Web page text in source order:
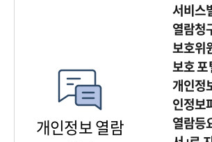
개인정보 열람
서비스
열람청
보호위
보호
개인정
인정보
열람등